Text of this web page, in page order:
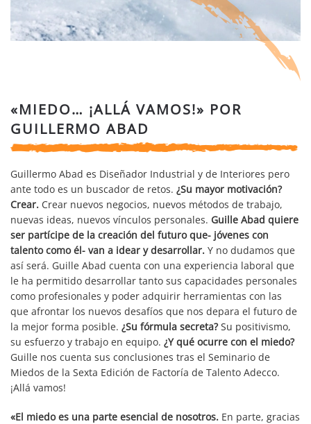
«MIEDO… ¡ALLÁ VAMOS!» POR
GUILLERMO ABAD
Guillermo Abad es Diseñador Industrial y de Interiores pero
ante todo es un buscador de retos. ¿Su mayor motivación?
Crear. Crear nuevos negocios, nuevos métodos de trabajo,
nuevas ideas, nuevos vínculos personales. Guille Abad quiere
ser partícipe de la creación del futuro que- jóvenes con
talento como él- van a idear y desarrollar. Y no dudamos que
así será. Guille Abad cuenta con una experiencia laboral que
le ha permitido desarrollar tanto sus capacidades personales
como profesionales y poder adquirir herramientas con las
que afrontar los nuevos desafíos que nos depara el futuro de
la mejor forma posible. ¿Su fórmula secreta?Su positivismo,
su esfuerzo y trabajo en equipo. ¿Y qué ocurre con el miedo?
Guille nos cuenta sus conclusiones tras el Seminario de
Miedos de la Sexta Edición de Factoría de Talento Adecco.
¡Allá vamos!
«El miedo es una parte esencial de nosotros. En parte, gracias